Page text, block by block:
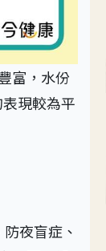
富，水份
現較為平
夜盲症、